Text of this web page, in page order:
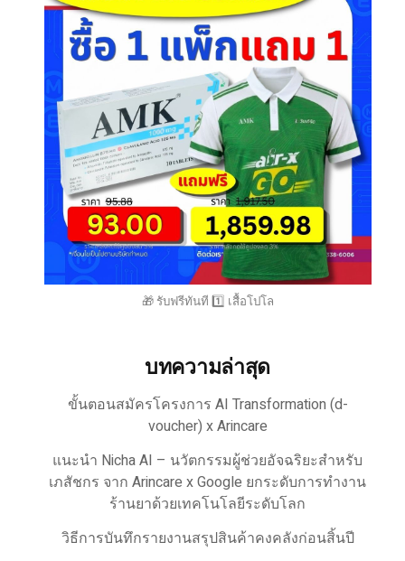
🎁 รับฟรีทันที 1️⃣ เสื้อโปโล
บทความล่าสุด
ขั้นตอนสมัครโครงการ AI Transformation (d-
voucher) x Arincare
แนะนำ Nicha AI – นวัตกรรมผู้ช่วยอัจฉริยะสำหรับ
เภสัชกร จาก Arincare x Google ยกระดับการทำงาน
ร้านยาด้วยเทคโนโลยีระดับโลก
วิธีการบันทึกรายงานสรุปสินค้าคงคลังก่อนสิ้นปี